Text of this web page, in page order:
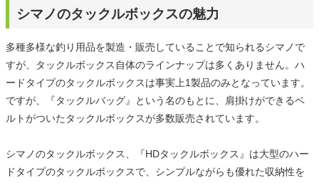
シマノのタックルボックスの魅力
多種多様な釣り用品を製造・販売していることで知られるシマノで
すが、タックルボックス自体のラインナップは多くありません。ハ
ードタイプのタックルボックスは事実上1製品のみとなっています。
ですが、『タックルバッグ』という名のもとに、肩掛けができるベ
ルトがついたタックルボックスが多数販売されています。
シマノのタックルボックス、『HDタックルボックス』は大型のハー
ドタイプのタックルボックスで、シンプルながらも優れた収納性を